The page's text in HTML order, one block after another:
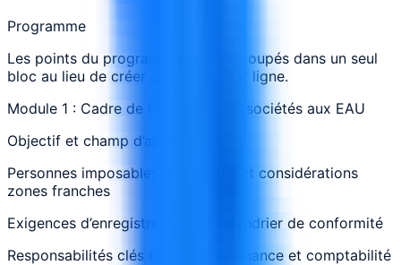
Programme
Les points du programme sont regroupés dans un seul
bloc au lieu de créer un module par ligne.
Module 1 : Cadre de l’impôt sur les sociétés aux EAU
Objectif et champ d’application
Personnes imposables, exonérées et considérations
zones franches
Exigences d’enregistrement et calendrier de conformité
Responsabilités clés des équipes finance et comptabilité